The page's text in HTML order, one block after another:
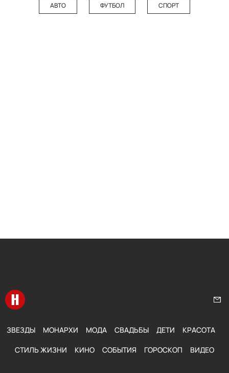
АВТО ФУТБОЛ СПОРТ
Перейти на главную
ЗВЕЗДЫ МОНАРХИ МОДА СВАДЬБЫ ДЕТИ КРАСОТА
СТИЛЬ ЖИЗНИ КИНО СОБЫТИЯ ГОРОСКОП ВИДЕО